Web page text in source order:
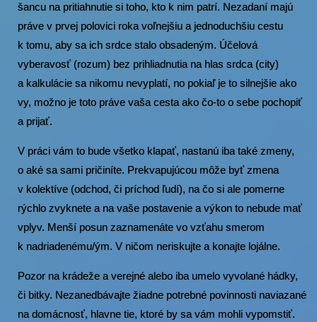
šancu na pritiahnutie si toho, kto k nim patrí. Nezadaní majú
práve v prvej polovici roka voľnejšiu a jednoduchšiu cestu
k tomu, aby sa ich srdce stalo obsadeným. Účelová
vyberavosť (rozum) bez prihliadnutia na hlas srdca (city)
a kalkulácie sa nikomu nevyplatí, no pokiaľ je to silnejšie ako
vy, možno je toto práve vaša cesta ako čo-to o sebe pochopiť
a prijať.
V práci vám to bude všetko klapať, nastanú iba také zmeny,
o aké sa sami pričiníte. Prekvapujúcou môže byť zmena
v kolektíve (odchod, či príchod ľudí), na čo si ale pomerne
rýchlo zvyknete a na vaše postavenie a výkon to nebude mať
vplyv. Menší posun zaznamenáte vo vzťahu smerom
k nadriadenému/ým. V ničom neriskujte a konajte lojálne.
Pozor na krádeže a verejné alebo iba umelo vyvolané hádky,
či bitky. Nezanedbávajte žiadne potrebné povinnosti naviazané
na domácnosť, hlavne tie, ktoré by sa vám mohli vypomstiť.